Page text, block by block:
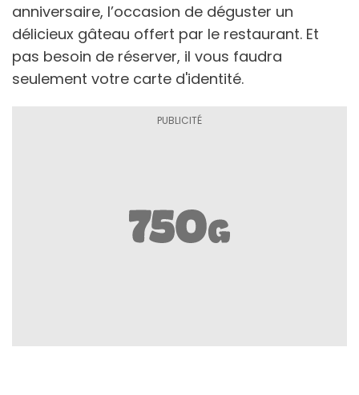
anniversaire, l’occasion de déguster un
délicieux gâteau offert par le restaurant. Et
pas besoin de réserver, il vous faudra
seulement votre carte d'identité.